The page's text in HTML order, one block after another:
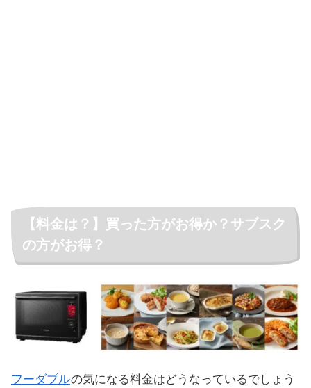
【料金は？】買った方がお得か？サブスク
の方がお得？
フーダブルの気になる料金はどうなっているでしょう